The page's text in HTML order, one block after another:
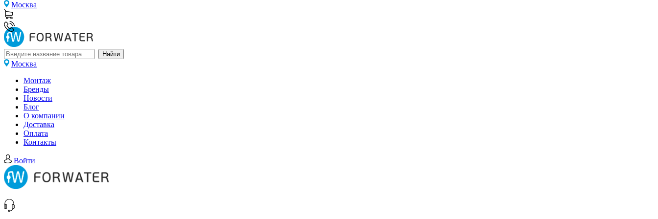
Москва
Москва
Монтаж
Бренды
Новости
Блог
О компании
Доставка
Оплата
Контакты
Войти